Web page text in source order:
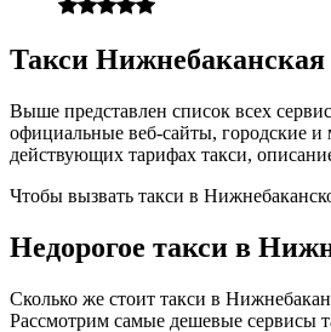
Такси Нижнебаканская
Выше представлен список всех
официальные веб-сайты, городские
действующих тарифах такси,
Чтобы вызвать такси в
Недорогое такси в
Сколько же стоит такси в
Рассмотрим самые дешевые сервисы